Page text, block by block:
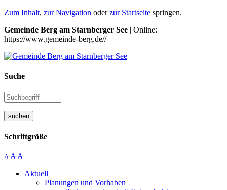
Zum Inhalt, zur Navigation oderzur Startseite springen.
Gemeinde Berg am Starnberger See | Online:
https://www.gemeinde-berg.de//
Suche
suchen
Schriftgröße
A A A
Aktuell
Planungen und Vorhaben